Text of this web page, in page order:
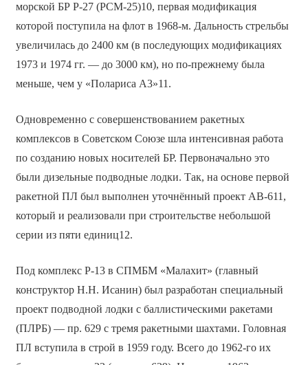
морской БР Р-27 (РСМ-25)10, первая модификация
которой поступила на флот в 1968-м. Дальность стрельбы
увеличилась до 2400 км (в последующих модификациях
1973 и 1974 гг. — до 3000 км), но по-прежнему была
меньше, чем у «Полариса А3»11.
Одновременно с совершенствованием ракетных
комплексов в Советском Союзе шла интенсивная работа
по созданию новых носителей БР. Первоначально это
были дизельные подводные лодки. Так, на основе первой
ракетной ПЛ был выполнен уточнённый проект АВ-611,
который и реализовали при строительстве небольшой
серии из пяти единиц12.
Под комплекс Р-13 в СПМБМ «Малахит» (главный
конструктор Н.Н. Исанин) был разработан специальный
проект подводной лодки с баллистическими ракетами
(ПЛРБ) — пр. 629 с тремя ракетными шахтами. Головная
ПЛ вступила в строй в 1959 году. Всего до 1962-го их